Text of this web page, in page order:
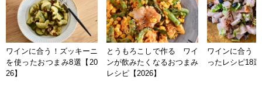
ワインに合う！ズッキーニ
を使ったおつまみ8選【20
26】
とうもろこしで作る ワイ
ンが飲みたくなるおつまみ
レシピ【2026】
ワインに合う
ったレシピ18